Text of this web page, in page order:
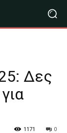
Δες
0
1171